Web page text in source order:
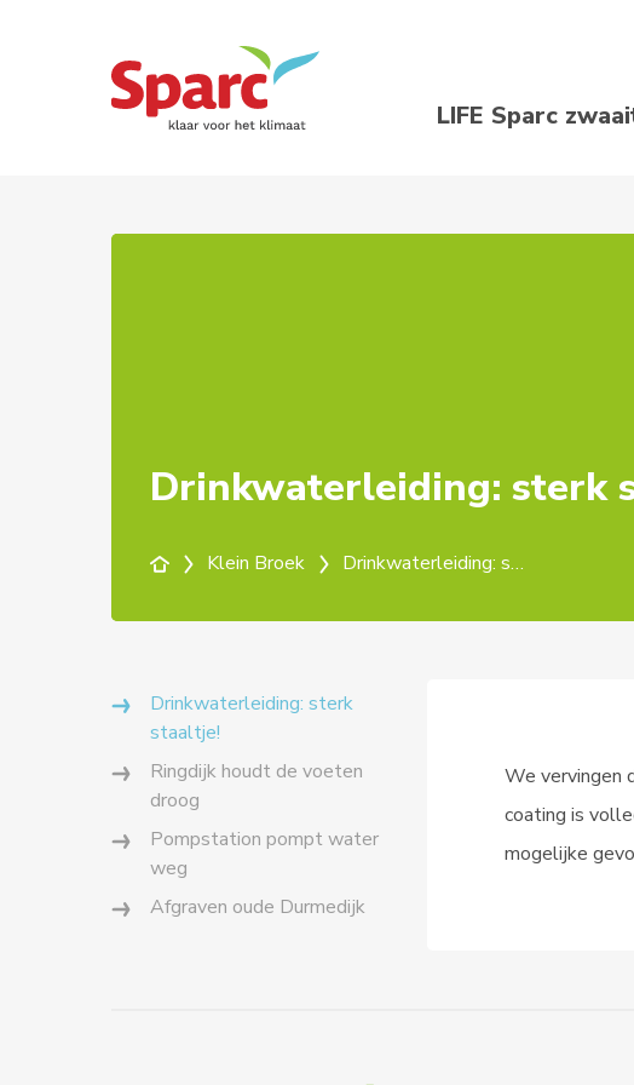
LIFE Sparc
Drinkwaterleiding: sterk
Klein Broek Drinkwaterleiding: sterk staaltje!
Drinkwaterleiding: sterk
staaltje!
Ringdijk houdt de voeten
droog
Pompstation pompt water
weg
Afgraven oude Durmedijk
We vervingen
coating is
mogelijke